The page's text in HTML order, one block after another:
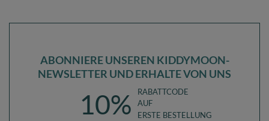
ABONNIERE UNSEREN KIDDYMOON-
NEWSLETTER UND ERHALTE VON UNS
10%
RABATTCODE
AUF
ERSTE BESTELLUNG